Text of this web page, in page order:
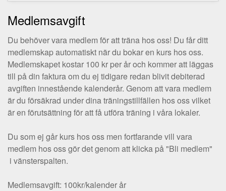
Medlemsavgift
Du behöver vara medlem för att träna hos oss! Du får ditt
medlemskap automatiskt när du bokar en kurs hos oss.
Medlemskapet kostar 100 kr per år och kommer att läggas
till på din faktura om du ej tidigare redan blivit debiterad
avgiften innestående kalenderår. Genom att vara medlem
är du försäkrad under dina träningstillfällen hos oss vilket
är en förutsättning för att få utföra träning i våra lokaler.
Du som ej går kurs hos oss men fortfarande vill vara
medlem hos oss gör det genom att klicka på "Bli medlem"
i vänsterspalten.
Medlemsavgift: 100kr/kalender år